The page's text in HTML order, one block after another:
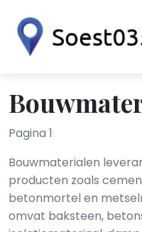
Pagina 1
Bouwmaterialen
producten zoals
betonmortel en
omvat baksteen,